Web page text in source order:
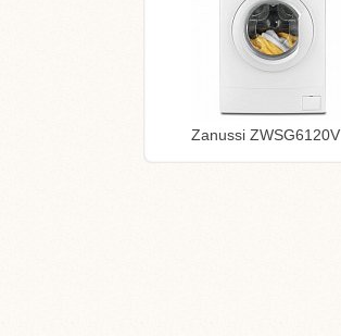
Zanussi ZWSG6120V